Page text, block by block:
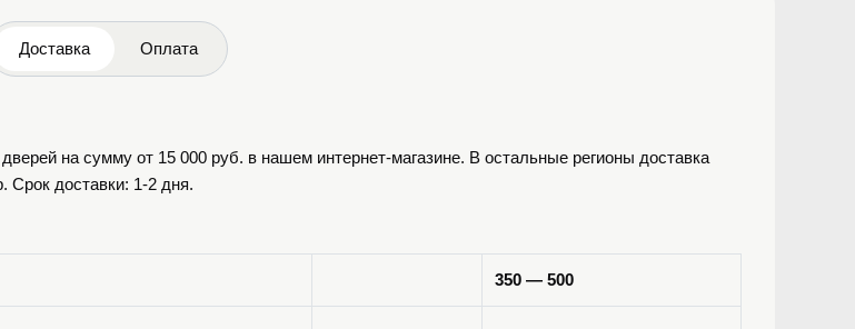
Доставка Оплата
на сумму от 15 000 руб. в нашем интернет-магазине. В остальные регионы доставка
Срок доставки: 1-2 дня.
350 — 500